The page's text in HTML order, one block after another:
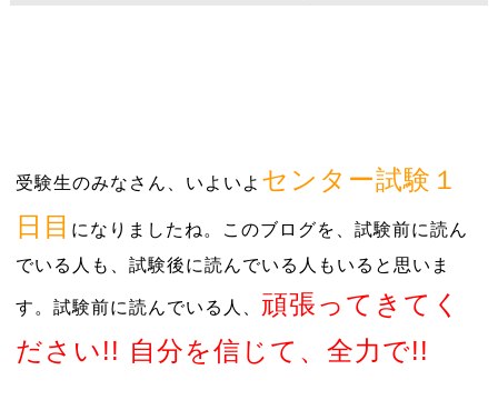
受験生のみなさん、いよいよ センター試験１
日目 になりましたね。このブログを、試験前に読ん
でいる人も、試験後に読んでいる人もいると思いま
す。試験前に読んでいる人、 頑張ってきてく
ださい!! 自分を信じて、全力で!!